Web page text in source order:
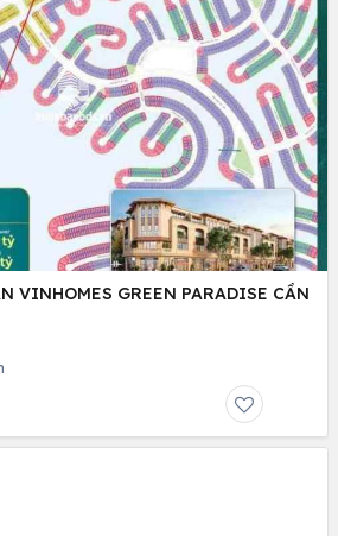
VINHOMES GREEN PARADISE CẦN